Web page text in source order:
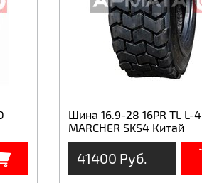
Шина 16.9-28 16PR TL L-4
MARCHER SKS4 Китай
41400 Руб.